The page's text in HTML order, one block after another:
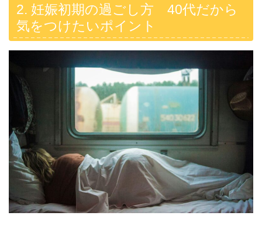
2. 妊娠初期の過ごし方 40代だから
気をつけたいポイント